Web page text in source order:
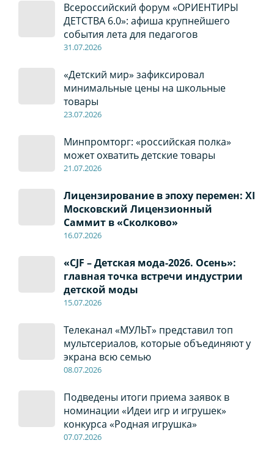
Всероссийский форум «ОРИЕНТИРЫ
ДЕТСТВА 6.0»: афиша крупнейшего
события лета для педагогов
31.07.2026
«Детский мир» зафиксировал
минимальные цены на школьные
товары
23.07.2026
Минпромторг: «российская полка»
может охватить детские товары
21.07.2026
Лицензирование в эпоху перемен: XI
Московский Лицензионный
Саммит в «Сколково»
16.07.2026
«CJF – Детская мода-2026. Осень»:
главная точка встречи индустрии
детской моды
15.07.2026
Телеканал «МУЛЬТ» представил топ
мультсериалов, которые объединяют у
экрана всю семью
08.07.2026
Подведены итоги приема заявок в
номинации «Идеи игр и игрушек»
конкурса «Родная игрушка»
07.07.2026